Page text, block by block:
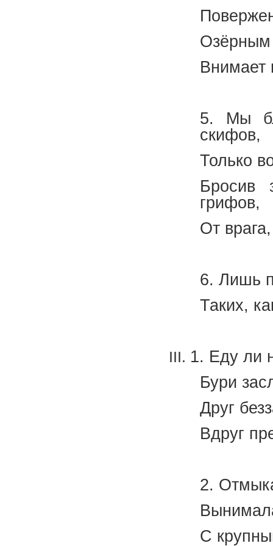
Озёрным
5. Мы
скифов,
Только
Бросив
грифов,
От
6. Лишь
Таких,
1. Еду ли
Бури
Друг
Вдруг
2.
С